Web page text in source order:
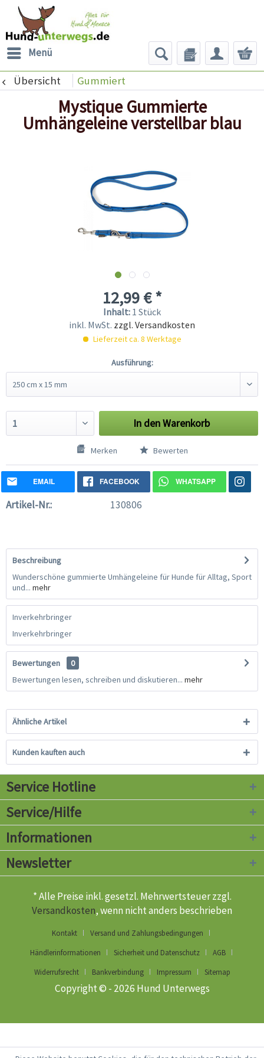
Menü
Übersicht Gummiert
Mystique Gummierte
Umhängeleine verstellbar blau
12,99 € *
Inhalt: 1 Stück
inkl. MwSt. zzgl. Versandkosten
Lieferzeit ca. 8 Werktage
Ausführung:
In denWarenkorb
Merken Bewerten
EMAIL FACEBOOK WHATSAPP
Artikel-Nr.: 130806
Beschreibung
Wunderschöne gummierte Umhängeleine für Hunde für Alltag, Sport
und... mehr
Inverkehrbringer
Inverkehrbringer
Bewertungen
0
Bewertungen lesen, schreiben und diskutieren... mehr
Ähnliche Artikel
Kunden kauften auch
Service Hotline
Service/Hilfe
Informationen
Newsletter
* Alle Preise inkl. gesetzl. Mehrwertsteuer zzgl.
Versandkosten, wenn nicht anders beschrieben
Kontakt
Versand und Zahlungsbedingungen
Händlerinformationen
Sicherheit und Datenschutz
AGB
Widerrufsrecht
Bankverbindung Impressum Sitemap
Copyright © - 2026 Hund Unterwegs